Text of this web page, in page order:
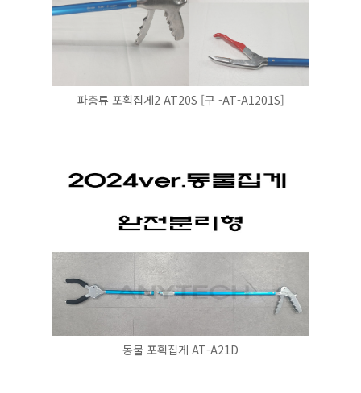
파충류 포획집게2 AT20S [구 -AT-A1201S]
동물 포획집게 AT-A21D